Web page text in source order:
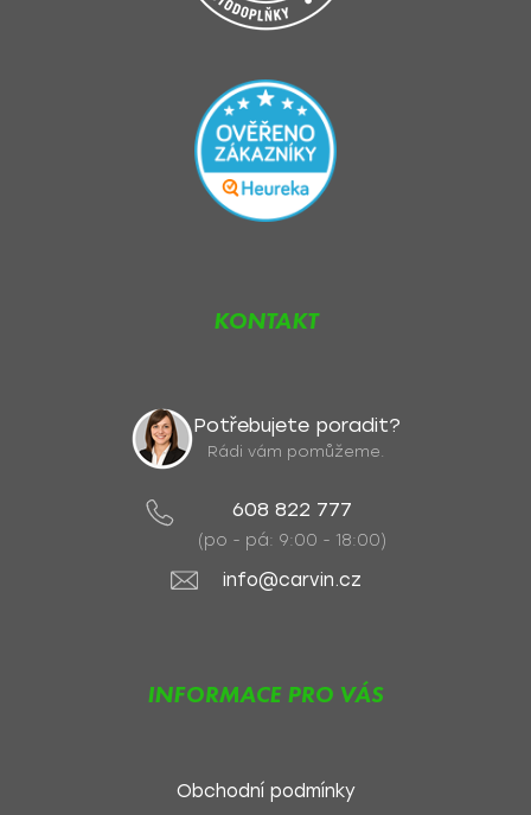
KONTAKT
Potřebujete poradit?
Rádi vám pomůžeme.
608 822 777
(po - pá: 9:00 - 18:00)
info@carvin.cz
INFORMACE PRO VÁS
Obchodní podmínky